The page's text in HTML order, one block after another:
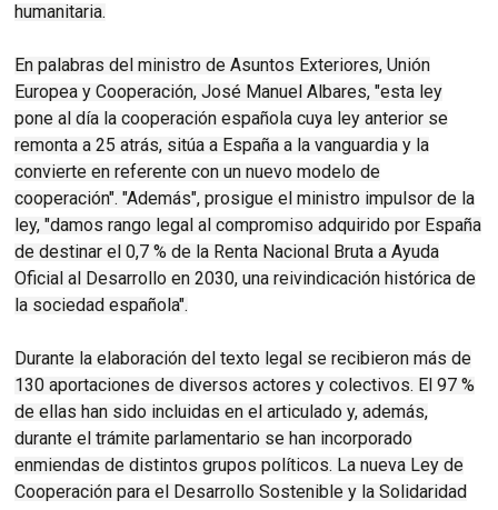
humanitaria.
En palabras del ministro de Asuntos Exteriores, Unión
Europea y Cooperación, José Manuel Albares, "esta ley
pone al día la cooperación española cuya ley anterior se
remonta a 25 atrás, sitúa a España a la vanguardia y la
convierte en referente con un nuevo modelo de
cooperación". "Además", prosigue el ministro impulsor de la
ley, "damos rango legal al compromiso adquirido por España
de destinar el 0,7 % de la Renta Nacional Bruta a Ayuda
Oficial al Desarrollo en 2030, una reivindicación histórica de
la sociedad española".
Durante la elaboración del texto legal se recibieron más de
130 aportaciones de diversos actores y colectivos. El 97 %
de ellas han sido incluidas en el articulado y, además,
durante el trámite parlamentario se han incorporado
enmiendas de distintos grupos políticos. La nueva Ley de
Cooperación para el Desarrollo Sostenible y la Solidaridad